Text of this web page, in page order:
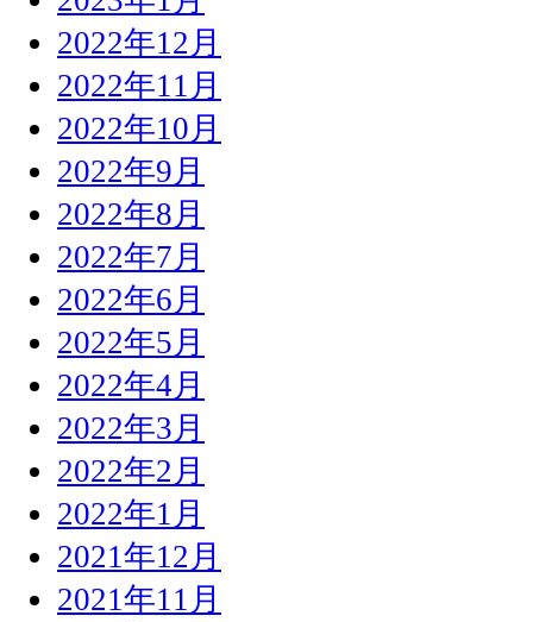
2022年12月
2022年11月
2022年10月
2022年9月
2022年8月
2022年7月
2022年6月
2022年5月
2022年4月
2022年3月
2022年2月
2022年1月
2021年12月
2021年11月